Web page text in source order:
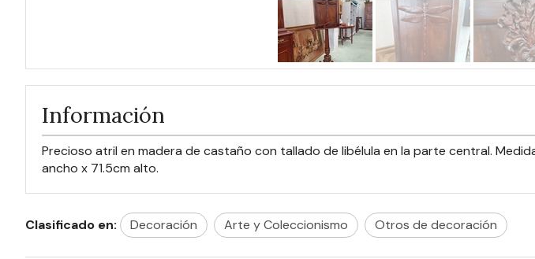
Información
Precioso atril en madera de castaño con tallado de libélula en la parte central.
ancho x 71.5cm alto.
Clasificado en: Decoración Arte y Coleccionismo Otros de decoración